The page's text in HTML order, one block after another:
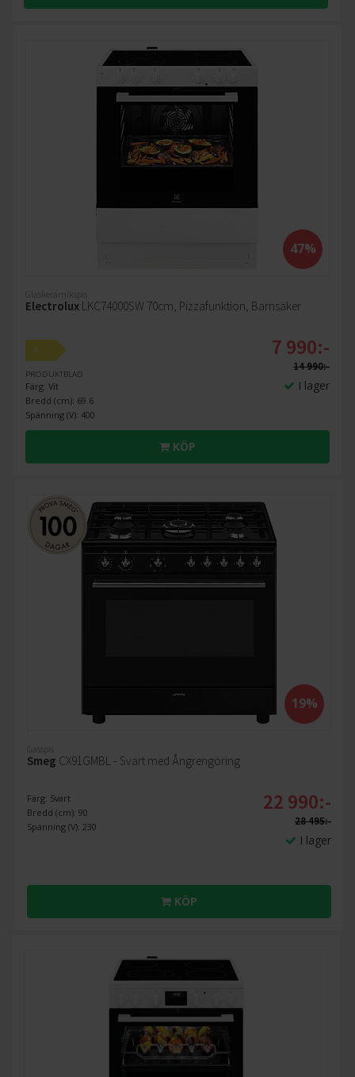
47%
Glaskeramikspis
Electrolux LKC74000SW 70cm, Pizzafunktion, Barnsäker
A
PRODUKTBLAD
Färg: Vit
Bredd (cm): 69.6
Spänning (V): 400
7 990:-
14 990:-
I lager
KÖP
19%
Gasspis
Smeg CX91GMBL - Svart med Ångrengöring
Färg: Svart
Bredd (cm): 90
Spänning (V): 230
22 990:-
28 495:-
I lager
KÖP